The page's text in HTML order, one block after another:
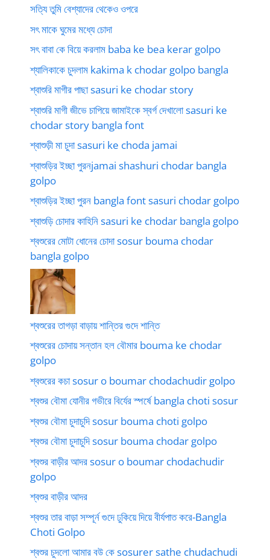
সত্যি তুমি বেশ্যাদের থেকেও ওপরে
সৎ মাকে ঘুমের মধ্যে চোদা
সৎ বাবা কে বিয়ে করলাম baba ke bea kerar golpo
শ্যালিকাকে চুদলাম kakima k chodar golpo bangla
শ্বাশুরি মাগীর পাছা sasuri ke chodar story
শ্বাশুরি মাগী জীভে চাপিয়ে জামাইকে স্বর্গ দেখালো sasuri ke
chodar story bangla font
শ্বাশুড়ী মা চুদা sasuri ke choda jamai
শ্বাশুড়ির ইচ্ছা পুরনjamai shashuri chodar bangla
golpo
শ্বাশুড়ির ইচ্ছা পুরন bangla font sasuri chodar golpo
শ্বাশুড়ি চোদার কাহিনি sasuri ke chodar bangla golpo
শ্বশুরের মোটা ধোনের চোদা sosur bouma chodar
bangla golpo
শ্বশুরের তাগড়া বাড়ায় শান্তির গুদে শান্তি
শ্বশুরের চোদায় সন্তান হল বৌমার bouma ke chodar
golpo
শ্বশুরের কচা sosur o boumar chodachudir golpo
শ্বশুর বৌমা যোনীর গভীরে বির্যের স্পর্ষে bangla choti sosur
শ্বশুর বৌমা চুদাচুদি sosur bouma choti golpo
শ্বশুর বৌমা চুদাচুদি sosur bouma chodar golpo
শ্বশুর বাড়ীর আদর sosur o boumar chodachudir
golpo
শ্বশুর বাড়ীর আদর
শ্বশুর তার বাড়া সম্পূর্ন গুদে ঢুকিয়ে দিয়ে বীর্যপাত করে-Bangla
Choti Golpo
শ্বশুর চুদলো আমার বউ কে sosurer sathe chudachudi